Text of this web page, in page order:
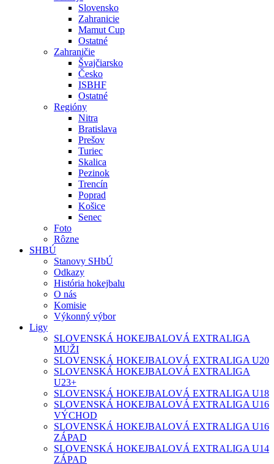
Slovensko
Zahranicie
Mamut Cup
Ostatné
Zahraničie
Švajčiarsko
Česko
ISBHF
Ostatné
Regióny
Nitra
Bratislava
Prešov
Turiec
Skalica
Pezinok
Trencín
Poprad
Košice
Senec
Foto
Rôzne
SHBÚ
Stanovy SHbÚ
Odkazy
História hokejbalu
O nás
Komisie
Výkonný výbor
Ligy
SLOVENSKÁ HOKEJBALOVÁ EXTRALIGA
MUŽI
SLOVENSKÁ HOKEJBALOVÁ EXTRALIGA U20
SLOVENSKÁ HOKEJBALOVÁ EXTRALIGA
U23+
SLOVENSKÁ HOKEJBALOVÁ EXTRALIGA U18
SLOVENSKÁ HOKEJBALOVÁ EXTRALIGA U16
VÝCHOD
SLOVENSKÁ HOKEJBALOVÁ EXTRALIGA U16
ZÁPAD
SLOVENSKÁ HOKEJBALOVÁ EXTRALIGA U14
ZÁPAD